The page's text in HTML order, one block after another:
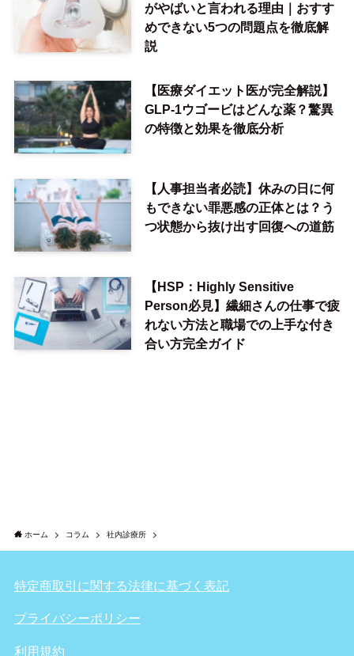
がやばいと言われる理由｜おすす
めできない5つの問題点を徹底解
説
【医療ダイエット医が完全解説】
GLP-1ウゴービはどんな薬？驚異
の特徴と効果を徹底分析
【人事担当者必読】休みの日に何
もできない罪悪感の正体とは？う
つ状態から抜け出す回復への道筋
【HSP：Highly Sensitive
Person必見】繊細さんの仕事で疲
れない方法と職場での上手な付き
合い方完全ガイド
ホーム コラム 社内診療所
特定商取引に関する法律に基づく表記
プライバシーポリシー
利用規約